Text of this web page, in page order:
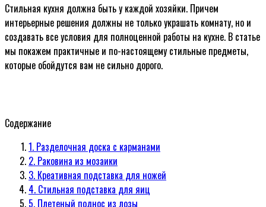
Стильная кухня должна быть у каждой хозяйки. Причем
интерьерные решения должны не только украшать комнату, но и
создавать все условия для полноценной работы на кухне. В статье
мы покажем практичные и по-настоящему стильные предметы,
которые обойдутся вам не сильно дорого.
Содержание
1. Разделочная доска с карманами
2. Раковина из мозаики
3. Креативная подставка для ножей
4. Стильная подставка для яиц
5. Плетеный поднос из лозы